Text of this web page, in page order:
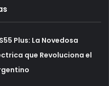
Plus: La Novedosa
que Revoluciona el